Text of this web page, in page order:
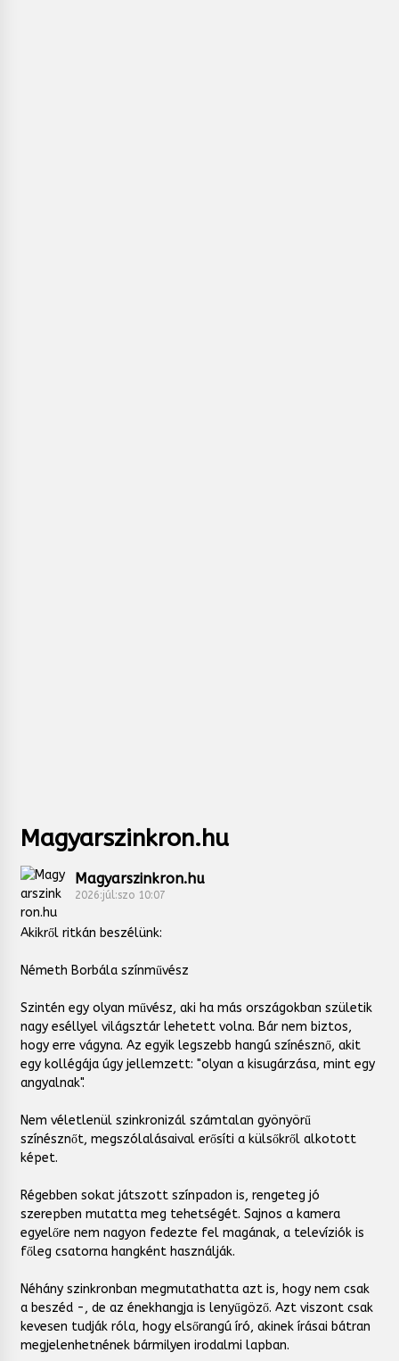
Magyarszinkron.hu
Magyarszinkron.hu
2026:júl:szo 10:07
Akikről ritkán beszélünk:
Németh Borbála színművész
Szintén egy olyan művész, aki ha más országokban születik
nagy eséllyel világsztár lehetett volna. Bár nem biztos,
hogy erre vágyna. Az egyik legszebb hangú színésznő, akit
egy kollégája úgy jellemzett: "olyan a kisugárzása, mint egy
angyalnak".
Nem véletlenül szinkronizál számtalan gyönyörű
színésznőt, megszólalásaival erősíti a külsőkről alkotott
képet.
Régebben sokat játszott színpadon is, rengeteg jó
szerepben mutatta meg tehetségét. Sajnos a kamera
egyelőre nem nagyon fedezte fel magának, a televíziók is
főleg csatorna hangként használják.
Néhány szinkronban megmutathatta azt is, hogy nem csak
a beszéd -, de az énekhangja is lenyűgöző. Azt viszont csak
kevesen tudják róla, hogy elsőrangú író, akinek írásai bátran
megjelenhetnének bármilyen irodalmi lapban.